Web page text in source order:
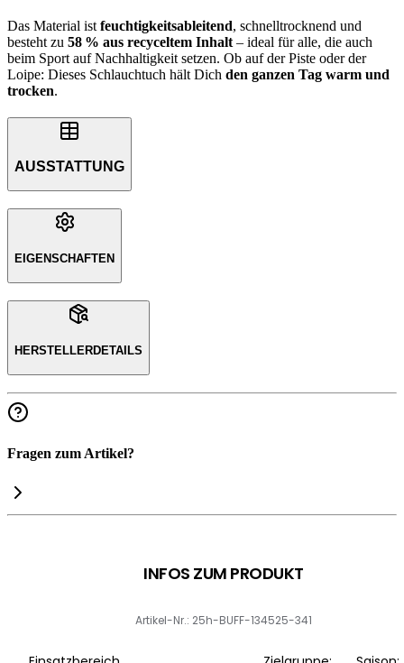
Das Material ist feuchtigkeitsableitend, schnelltrocknend und
besteht zu 58 % aus recyceltem Inhalt – ideal für alle, die auch
beim Sport auf Nachhaltigkeit setzen. Ob auf der Piste oder der
Loipe: Dieses Schlauchtuch hält Dich den ganzen Tag warm und
trocken.
AUSSTATTUNG
EIGENSCHAFTEN
HERSTELLERDETAILS
Fragen zum Artikel?
INFOS ZUM PRODUKT
Artikel-Nr.: 25h-BUFF-134525-341